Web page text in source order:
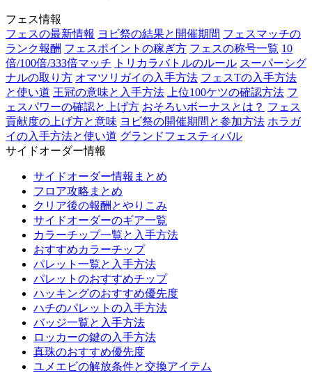
フェス情報
フェスの最新情報 ヨビ祭の結果と開催期間 フェスマッチの
ランク報酬 フェスポイントの稼ぎ方 フェスの称号一覧 10
倍/100倍/333倍マッチ
トリカラバトルのルール スーパーシグ
ナルの取り方 オマツリガイの入手方法 フェスTの入手方法
と使い道 王冠の意味と入手方法 上位100ケツの確認方法 フ
ェスパワーの確認と上げ方 おそろいボーナスとは？ フェス
貢献度の上げ方と意味 ヨビ祭の開催期間と参加方法 ホラガ
イの入手方法と使い道 グランドフェスティバル
サイドオーダー情報
サイドオーダー情報まとめ
フロア攻略まとめ
クリア後の報酬とやりこみ
サイドオーダーのギア一覧
カラーチップ一覧と入手方法
おすすめカラーチップ
パレット一覧と入手方法
パレットのおすすめチップ
ハッキングのおすすめ優先度
ハチのパレットの入手方法
バッジ一覧と入手方法
ロッカーの鍵の入手方法
真珠のおすすめ優先度
ユメエビの解放条件と交換アイテム